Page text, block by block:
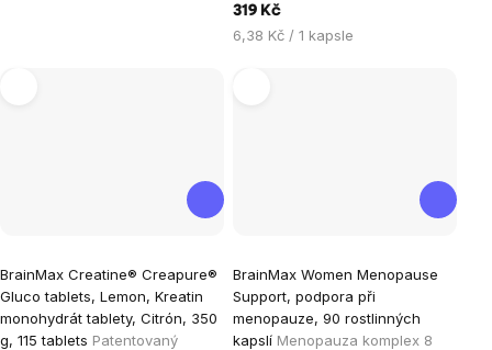
319 Kč
Měrná
6,38 Kč / 1 kapsle
BrainMax Creatine® Creapure®
Gluco tablets, Lemon, Kreatin
monohydrát tablety, Citrón, 350
g, 115 tablets Patentovaný
hodnocení
produktu
je
BrainMax Women Menopause
Support, podpora při
menopauze, 90 rostlinných
kapslí Menopauza komplex 8
hodnocení
produktu
je